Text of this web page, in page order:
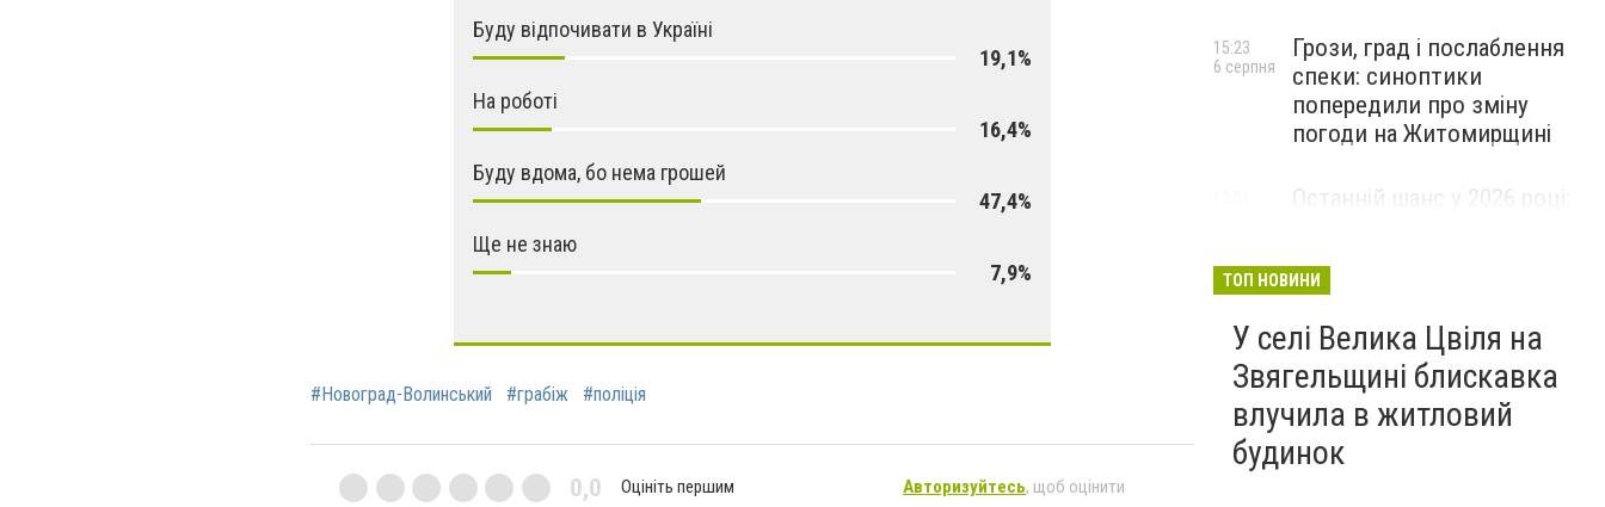
Буду відпочивати в Україні
19,1%
На роботі
16,4%
Буду вдома, бо нема грошей
47,4%
Ще не знаю
7,9%
#Новоград-Волинський #грабіж #поліція
0,0 Оцініть першим Авторизуйтесь, щоб оцінити
Грози, град і послаблення
спеки: синоптики
попередили про зміну
погоди на Житомирщині
15:23
6 серпня
Останній шанс у 2026 році:
майбутніх водійок автобусів
ТОП НОВИНИ
У селі Велика Цвіля на
Звягельщині блискавка
влучила в житловий
будинок